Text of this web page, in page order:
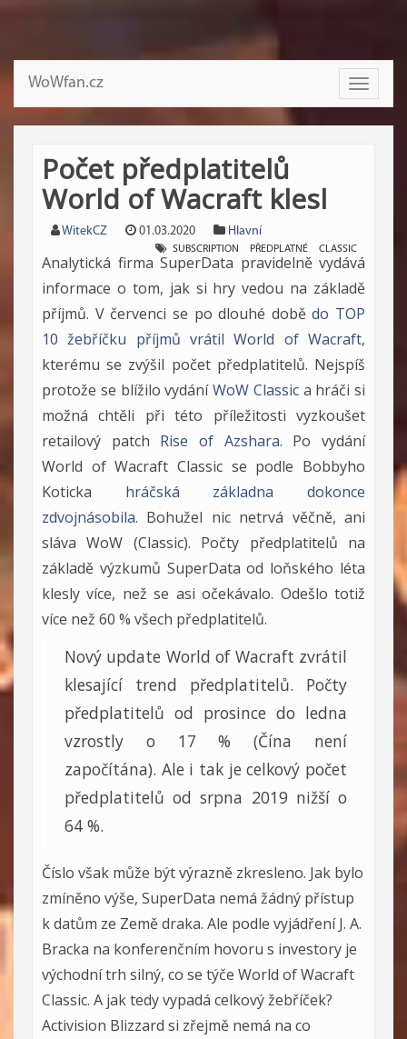
Toggle
WoWfan.cz
Počet předplatitelů
World of Wacraft klesl
WitekCZ 01.03.2020 Hlavní
SUBSCRIPTION PŘEDPLATNÉ CLASSIC
Analytická firma SuperData pravidelně vydává
informace o tom, jak si hry vedou na základě
příjmů. V červenci se po dlouhé dobědo TOP
10 žebříčku příjmů vrátil World of Wacraft,
kterému se zvýšil počet předplatitelů. Nejspíš
protože se blížilo vydáníWoW Classica hráči si
možná chtěli při této příležitosti vyzkoušet
retailový patch Rise of Azshara. Po vydání
World of Wacraft Classic se podle Bobbyho
Koticka hráčská základna dokonce
zdvojnásobila. Bohužel nic netrvá věčně, ani
sláva WoW (Classic). Počty předplatitelů na
základě výzkumů SuperData od loňského léta
klesly více, než se asi očekávalo. Odešlo totiž
více než 60 % všech předplatitelů.
Nový update World of Wacraft zvrátil
klesající trend předplatitelů. Počty
předplatitelů od prosince do ledna
vzrostly o 17 % (Čína není
započítána). Ale i tak je celkový počet
předplatitelů od srpna 2019 nižší o
64 %.
Číslo však může být výrazně zkresleno. Jak bylo
zmíněno výše, SuperData nemá žádný přístup
k datům ze Země draka. Ale podle vyjádření J. A.
Bracka na konferenčním hovoru s investory je
východní trh silný, co se týče World of Wacraft
Classic. A jak tedy vypadá celkový žebříček?
Activision Blizzard si zřejmě nemá na co